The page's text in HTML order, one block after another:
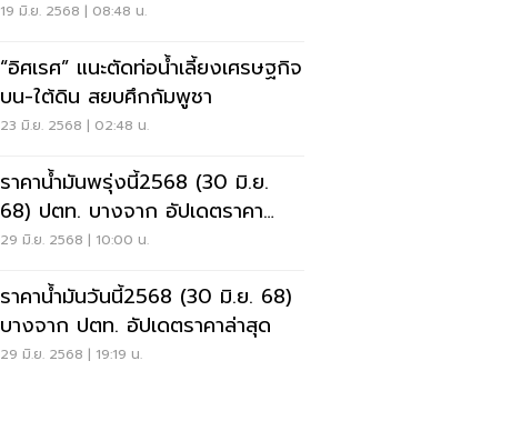
19 มิ.ย. 2568 | 08:48 น.
“อิศเรศ” แนะตัดท่อน้ำเลี้ยงเศรษฐกิจ
บน-ใต้ดิน สยบศึกกัมพูชา
23 มิ.ย. 2568 | 02:48 น.
ราคาน้ำมันพรุ่งนี้2568 (30 มิ.ย.
68) ปตท. บางจาก อัปเดตราคา
ล่าสุด
29 มิ.ย. 2568 | 10:00 น.
ราคาน้ำมันวันนี้2568 (30 มิ.ย. 68)
บางจาก ปตท. อัปเดตราคาล่าสุด
29 มิ.ย. 2568 | 19:19 น.